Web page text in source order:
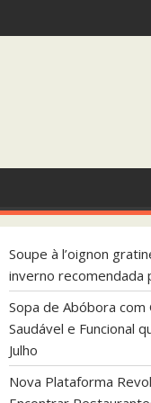
pelo Trio Gastronomia
Aquece o Inverno de
Soupe à l’oignon
inverno recomendada
Sopa de Abóbora com
Saudável e Funcional
Julho
Nova Plataforma